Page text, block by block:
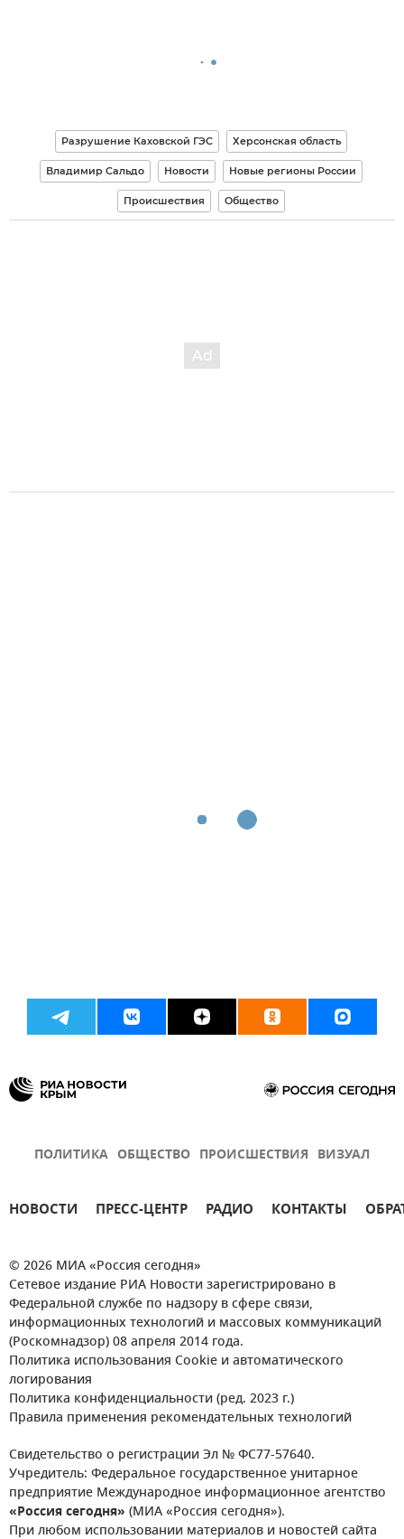
Разрушение Каховской ГЭС Херсонская область
Владимир Сальдо Новости Новые регионы России
Происшествия Общество
ПОЛИТИКА ОБЩЕСТВО ПРОИСШЕСТВИЯ ВИЗУАЛ
НОВОСТИ ПРЕСС-ЦЕНТР РАДИО КОНТАКТЫ
© 2026 МИА «Россия сегодня»
Сетевое издание РИА Новости зарегистрировано в
Федеральной службе по надзору в сфере связи,
информационных технологий и массовых коммуникаций
(Роскомнадзор) 08 апреля 2014 года.
Политика использования Cookie и автоматического
логирования
Политика конфиденциальности (ред. 2023 г.)
Правила применения рекомендательных технологий
Свидетельство о регистрации Эл № ФС77-57640.
Учредитель: Федеральное государственное унитарное
предприятие Международное информационное агентство
«Россия сегодня» (МИА «Россия сегодня»).
При любом использовании материалов и новостей сайта